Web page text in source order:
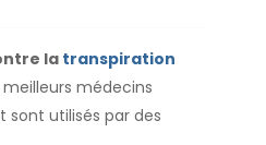
la transpiration
médecins
sont utilisés par des